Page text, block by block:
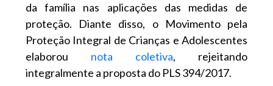
da família nas aplicações das medidas de
proteção. Diante disso, o Movimento pela
Proteção Integral de Crianças e Adolescentes
elaborou nota coletiva, rejeitando
integralmente a proposta do PLS 394/2017.